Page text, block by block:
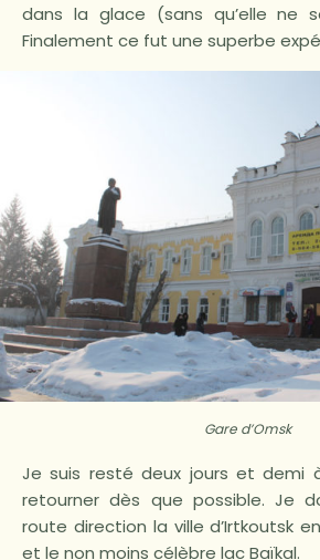
dans la glace (sans qu’elle ne
Finalement ce fut une superbe
Gare d’Omsk
Je suis resté deux jours et demi
retourner dès que possible. Je
route direction la ville d’Irtkoutsk
et le non moins célèbre lac Baïkal.